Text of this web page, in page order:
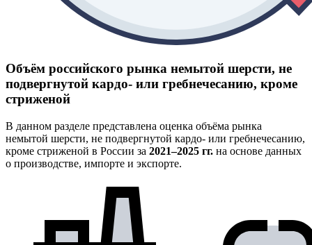
Объём российского рынка немытой шерсти, не
подвергнутой кардо- или гребнечесанию, кроме
стриженой
В данном разделе представлена оценка объёма рынка
немытой шерсти, не подвергнутой кардо- или гребнечесанию,
кроме стриженой в России за 2021–2025 гг. на основе данных
о производстве, импорте и экспорте.